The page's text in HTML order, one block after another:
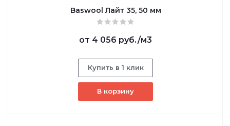
Baswool Лайт 35, 50 мм
от 4 056 руб./м3
Купить в 1 клик
В корзину